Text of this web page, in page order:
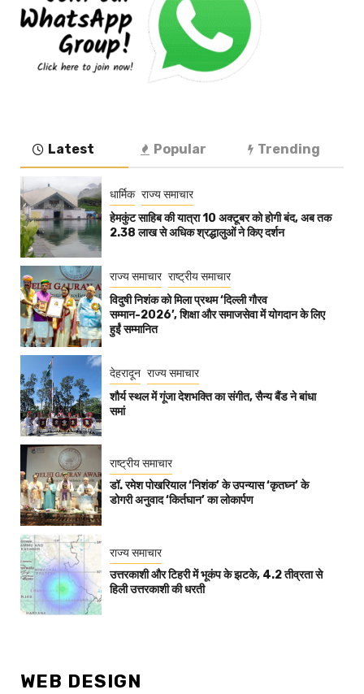
Latest Popular Trending
धार्मिक राज्य समाचार
हेमकुंट साहिब की यात्रा 10 अक्टूबर को होगी बंद, अब तक
2.38 लाख से अधिक श्रद्धालुओं ने किए दर्शन
राज्य समाचार राष्ट्रीय समाचार
विदुषी निशंक को मिला प्रथम ‘दिल्ली गौरव
सम्मान-2026’, शिक्षा और समाजसेवा में योगदान के लिए
हुईं सम्मानित
देहरादून राज्य समाचार
शौर्य स्थल में गूंजा देशभक्ति का संगीत, सैन्य बैंड ने बांधा
समां
राष्ट्रीय समाचार
डॉ. रमेश पोखरियाल ‘निशंक’ के उपन्यास ‘कृतघ्न’ के
डोगरी अनुवाद ‘किर्तघान’ का लोकार्पण
राज्य समाचार
उत्तरकाशी और टिहरी में भूकंप के झटके, 4.2 तीव्रता से
हिली उत्तरकाशी की धरती
WEB DESIGN